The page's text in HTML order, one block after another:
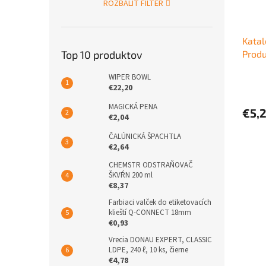
ROZBALIŤ FILTER
Top 10 produktov
WIPER BOWL
€22,20
MAGICKÁ PENA
€2,04
ČALÚNICKÁ ŠPACHTLA
€2,64
CHEMSTR ODSTRAŇOVAČ
ŠKVŔN 200 ml
€8,37
Farbiaci valček do etiketovacích
klieští Q-CONNECT 18mm
€0,93
Vrecia DONAU EXPERT, CLASSIC
LDPE, 240 ℓ, 10 ks, čierne
€4,78